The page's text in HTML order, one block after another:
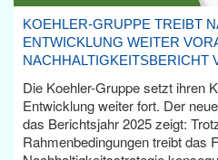
KOEHLER-GRUPPE TREIBT
ENTWICKLUNG WEITER
NACHHALTIGKEITSBERICHT
Die Koehler-Gruppe setzt ihren
Entwicklung weiter fort. Der
das Berichtsjahr 2025 zeigt:
Rahmenbedingungen treibt das